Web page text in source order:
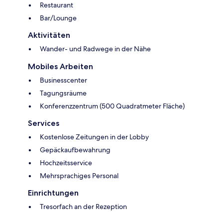
Restaurant
Bar/Lounge
Aktivitäten
Wander- und Radwege in der Nähe
Mobiles Arbeiten
Businesscenter
Tagungsräume
Konferenzzentrum (500 Quadratmeter Fläche)
Services
Kostenlose Zeitungen in der Lobby
Gepäckaufbewahrung
Hochzeitsservice
Mehrsprachiges Personal
Einrichtungen
Tresorfach an der Rezeption